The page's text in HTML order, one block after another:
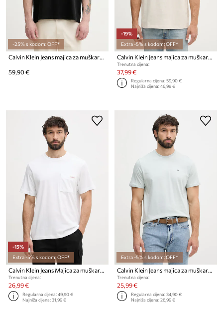
-25% s kodom: OFF*
Calvin Klein Jeans majica za muškarce od pamuka
59,90 €
-19%
Extra -5% s kodom: OFF*
Calvin Klein Jeans majica za muškarce od pamuka
Trenutna cijena:
37,99 €
Regularna cijena:59,90 €
Najniža cijena:46,99 €
-15%
Extra -5% s kodom: OFF*
Calvin Klein Jeans Majica za muškarce od pamuka
Trenutna cijena:
26,99 €
Regularna cijena:49,90 €
Najniža cijena:31,99 €
Extra -5% s kodom: OFF*
Calvin Klein Jeans majica za muškarce od pamuka
Trenutna cijena:
25,99 €
Regularna cijena:34,90 €
Najniža cijena:26,99 €